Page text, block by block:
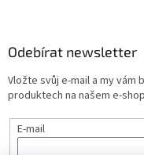
Odebírat newsletter
Vložte svůj e-mail a my vám
produktech na našem e-
E-mail